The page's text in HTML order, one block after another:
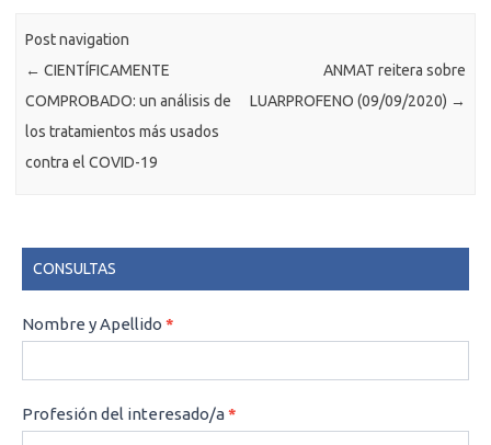
Post navigation
← CIENTÍFICAMENTE
COMPROBADO: un análisis de
los tratamientos más usados
contra el COVID-19
ANMAT reitera sobre
LUARPROFENO (09/09/2020) →
CONSULTAS
CONSULTAS
Nombre y Apellido *
Profesión del interesado/a*